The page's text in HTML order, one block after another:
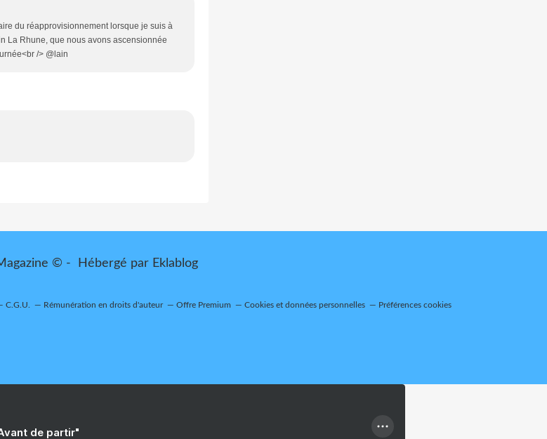
du réapprovisionnement lorsque je suis à
La Rhune, que nous avons ascensionnée
/> @lain
© - Hébergé par Eklablog
C.G.U. Rémunération en droits d'auteur Offre Premium Cookies et données personnelles Préférences cookies
de partir"